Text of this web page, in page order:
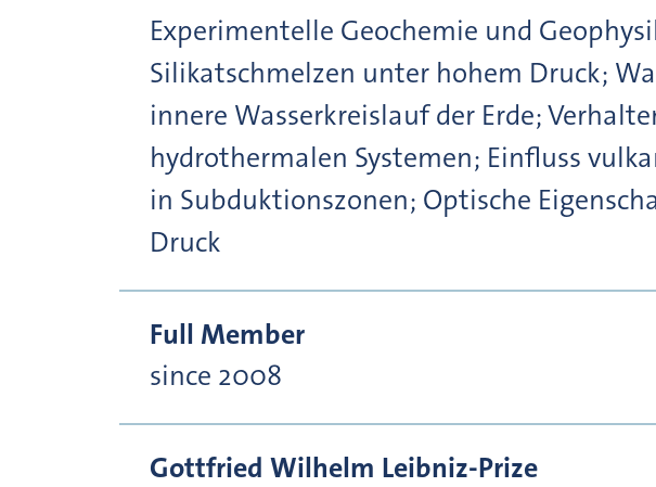
Experimentelle Geochemie und
Silikatschmelzen unter hohem Druck;
innere Wasserkreislauf der Erde;
hydrothermalen Systemen; Einfluss
in Subduktionszonen; Optische
Druck
Full Member
since 2008
Gottfried Wilhelm Leibniz-Prize